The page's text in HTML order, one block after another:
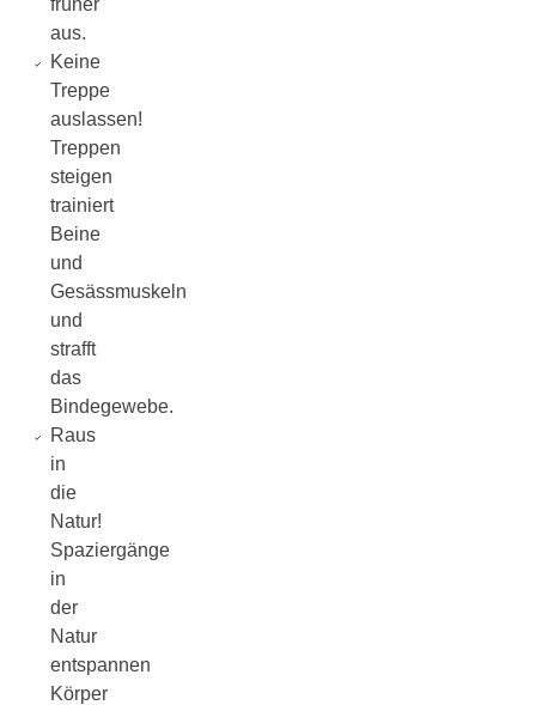
aus.
Keine
Treppe
auslassen!
Treppen
steigen
trainiert
Beine
und
Gesässmuskeln
und
strafft
das
Bindegewebe.
Raus
in
die
Natur!
Spaziergänge
in
der
Natur
entspannen
Körper